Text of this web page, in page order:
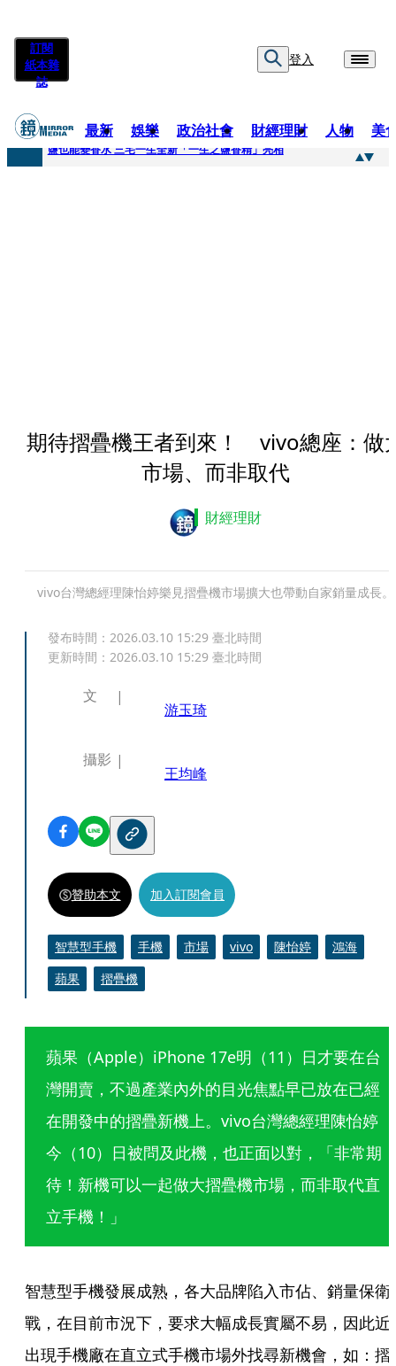
訂閱
紙本雜
誌
登入
最新 娛樂 政治社會 財經理財 人物 美
快訊
鹽也能變香水 三宅一生全新「一生之鹽香精」亮相
期待摺疊機王者到來！ vivo總座：做
市場、而非取代
財經理財
vivo台灣總經理陳怡婷樂見摺疊機市場擴大也帶動自家銷量成長。
發布時間： 2026.03.10 15:29 臺北時間
更新時間： 2026.03.10 15:29 臺北時間
文
游玉琦
攝影
王均峰
贊助本文 加入訂閱會員
智慧型手機 手機 市場 vivo 陳怡婷
鴻海
蘋果
摺疊機
蘋果（Apple）iPhone 17e明（11）日才要在台
灣開賣，不過產業內外的目光焦點早已放在已經
在開發中的摺疊新機上。vivo台灣總經理陳怡婷
今（10）日被問及此機，也正面以對，「非常期
待！新機可以一起做大摺疊機市場，而非取代直
立手機！」
智慧型手機發展成熟，各大品牌陷入市佔、銷量保衛
戰，在目前市況下，要求大幅成長實屬不易，因此近
出現手機廠在直立式手機市場外找尋新機會，如：摺